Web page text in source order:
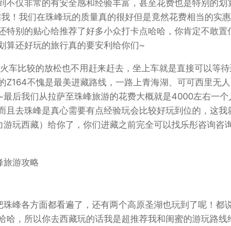
仅非常的有安全感和经验丰富，甚至花费也是特别的划
！我们在珠峰玩的质量真的很好但是竟然花费相当的实惠
别的贴心给推荐了好多小众打卡点哈哈，你肯定不敢置
算还好玩的旅行真的要安利给你们~
车比较的放松也不用赶来赶去，坐上车就是直接可以等
不愧是最美进藏路线，一路上青海湖、可可西里无人
后我们从拉萨至珠峰旅游的花费大概就是4000左右一个
去珠峰是真心需要有点经验玩会比较好玩到位的，这我
玩西藏）给你了，你们进藏之前完全可以找乐彤咨询咨
峰各方面都看遍了，还有两个高原圣湖也玩到了呢！都
，所以你去西藏玩的话我是超推荐我和闺蜜的游玩路线